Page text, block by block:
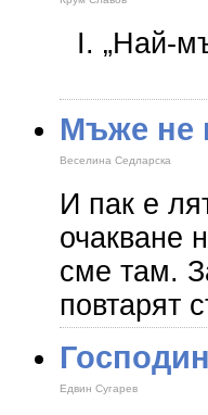
I. „Най-
Мъже не
Веселина Седларска
И пак е
очакване
сме там.
повтарят
Едвин Сугарев